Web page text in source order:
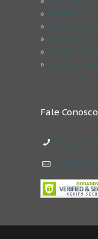
»
»
»
»
»
Fale Conosco